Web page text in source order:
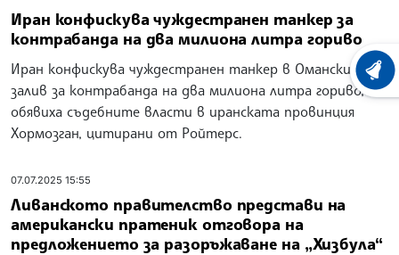
Иран конфискува чуждестранен танкер за
контрабанда на два милиона литра гориво
Иран конфискува чуждестранен танкер в Оманския
залив за контрабанда на два милиона литра гориво,
обявиха съдебните власти в иранската провинция
Хормозган, цитирани от Ройтерс.
07.07.2025 15:55
Ливанското правителство представи на
американски пратеник отговора на
предложението за разоръжаване на „Хизбула“